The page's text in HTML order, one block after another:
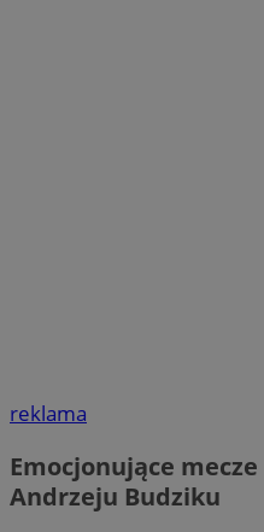
reklama
Emocjonujące
Andrzeju Budziku